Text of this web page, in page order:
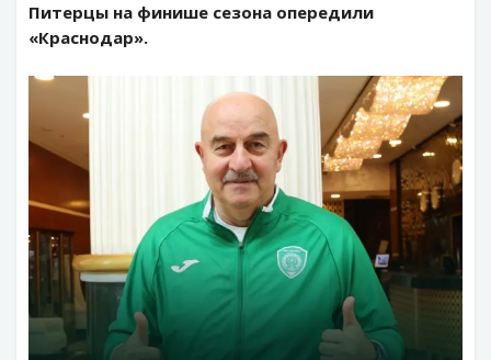
Питерцы на финише сезона опередили
«Краснодар».